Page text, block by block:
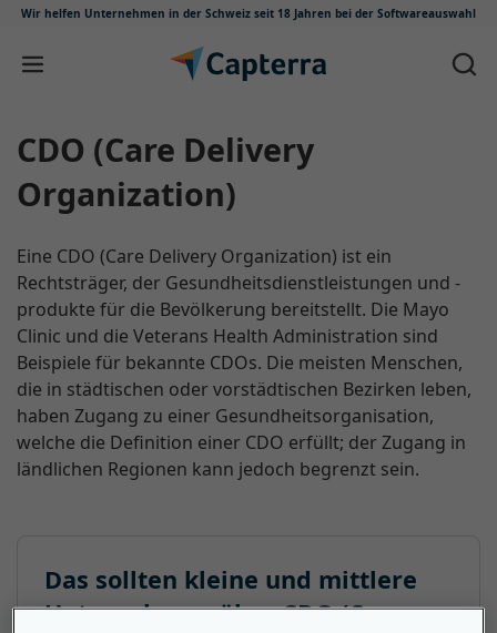
Wir helfen Unternehmen in der Schweiz seit 18 Jahren bei der Softwareauswahl
Zum Inhalt springen
CDO (Care Delivery
Organization)
Eine CDO (Care Delivery Organization) ist ein
Rechtsträger, der Gesundheitsdienstleistungen und -
produkte für die Bevölkerung bereitstellt. Die Mayo
Clinic und die Veterans Health Administration sind
Beispiele für bekannte CDOs. Die meisten Menschen,
die in städtischen oder vorstädtischen Bezirken leben,
haben Zugang zu einer Gesundheitsorganisation,
welche die Definition einer CDO erfüllt; der Zugang in
ländlichen Regionen kann jedoch begrenzt sein.
Das sollten kleine und mittlere
Unternehmen über CDO (Care